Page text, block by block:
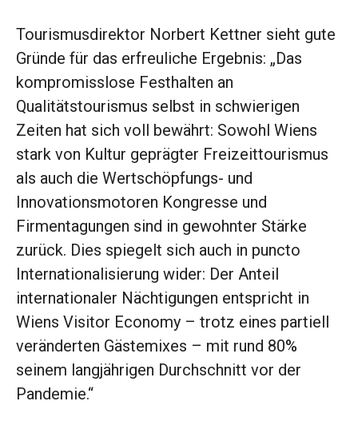
Tourismusdirektor Norbert Kettner sieht gute
Gründe für das erfreuliche Ergebnis: „Das
kompromisslose Festhalten an
Qualitätstourismus selbst in schwierigen
Zeiten hat sich voll bewährt: Sowohl Wiens
stark von Kultur geprägter Freizeittourismus
als auch die Wertschöpfungs- und
Innovationsmotoren Kongresse und
Firmentagungen sind in gewohnter Stärke
zurück. Dies spiegelt sich auch in puncto
Internationalisierung wider: Der Anteil
internationaler Nächtigungen entspricht in
Wiens Visitor Economy – trotz eines partiell
veränderten Gästemixes – mit rund 80%
seinem langjährigen Durchschnitt vor der
Pandemie.“